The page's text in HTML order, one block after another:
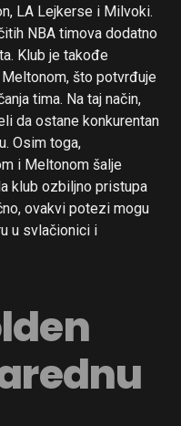
LA Lejkerse i Milvoki.
NBA timova dodatno
Klub je takođe
što potvrđuje
tima. Na taj način,
da ostane konkurentan
Osim toga,
i Meltonom šalje
klub ozbiljno pristupa
ovakvi potezi mogu
u svlačionici i